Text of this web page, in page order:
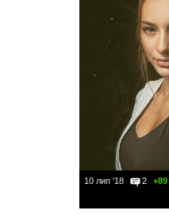
10 лип '18 2 +89